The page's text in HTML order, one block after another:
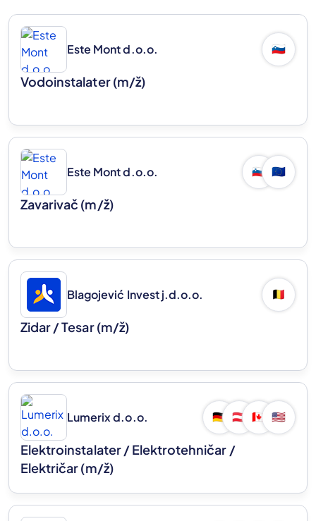
Este Mont d.o.o. 🇸🇮
Vodoinstalater(m/ž)
Este Mont d.o.o. 🇸🇮 🇪🇺
Zavarivač (m/ž)
Blagojević Invest j.d.o.o. 🇧🇪
Zidar / Tesar(m/ž)
Lumerix d.o.o. 🇩🇪 🇦🇹 🇨🇦 🇺🇸
Elektroinstalater / Elektrotehničar /
Električar(m/ž)